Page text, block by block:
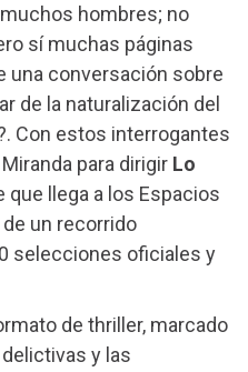
hombres; no
sí muchas páginas
una conversación sobre
de la naturalización del
Con estos interrogantes
para dirigir Lo
que llega a los Espacios
de un recorrido
selecciones oficiales y
de thriller, marcado
y las